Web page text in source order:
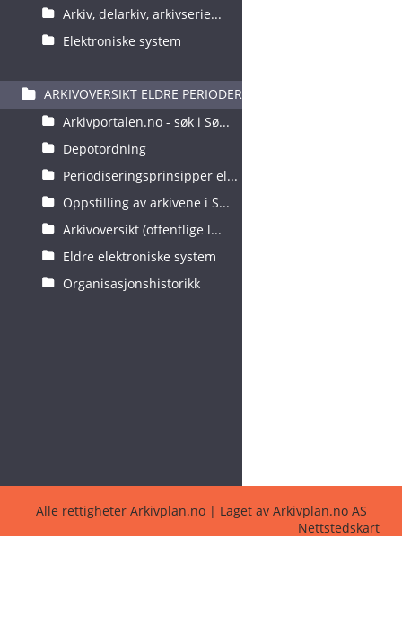
Arkiv, delarkiv, arkivserie...
Elektroniske system
ARKIVOVERSIKT ELDRE PERIODER
Arkivportalen.no - søk i Sø...
Depotordning
Periodiseringsprinsipper el...
Oppstilling av arkivene i S...
Arkivoversikt (offentlige l...
Eldre elektroniske system
Organisasjonshistorikk
Alle rettigheter Arkivplan.no | Laget av Arkivplan.no AS
Nettstedskart